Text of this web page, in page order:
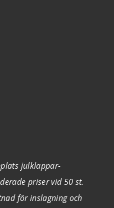
julklappar-
priser vid 50 st.
för inslagning och